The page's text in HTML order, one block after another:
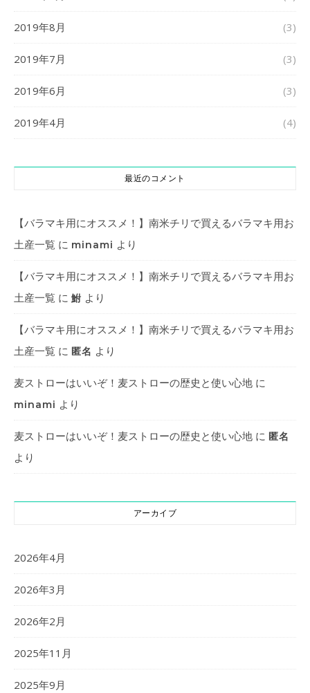
2019年8月 (3)
2019年7月 (3)
2019年6月 (3)
2019年4月 (4)
最近のコメント
【バラマキ用にオススメ！】南米チリで買えるバラマキ用お
土産一覧 に minami より
【バラマキ用にオススメ！】南米チリで買えるバラマキ用お
土産一覧 に 鮒 より
【バラマキ用にオススメ！】南米チリで買えるバラマキ用お
土産一覧 に 匿名 より
麦ストローはいいぞ！麦ストローの歴史と使い心地 に
minami より
麦ストローはいいぞ！麦ストローの歴史と使い心地 に 匿名
より
アーカイブ
2026年4月
2026年3月
2026年2月
2025年11月
2025年9月